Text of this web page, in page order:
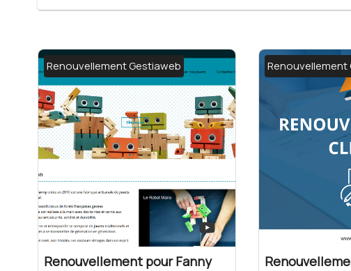
Renouvellement Gestiaweb
Renouvellement pour Fanny
Renouvellement